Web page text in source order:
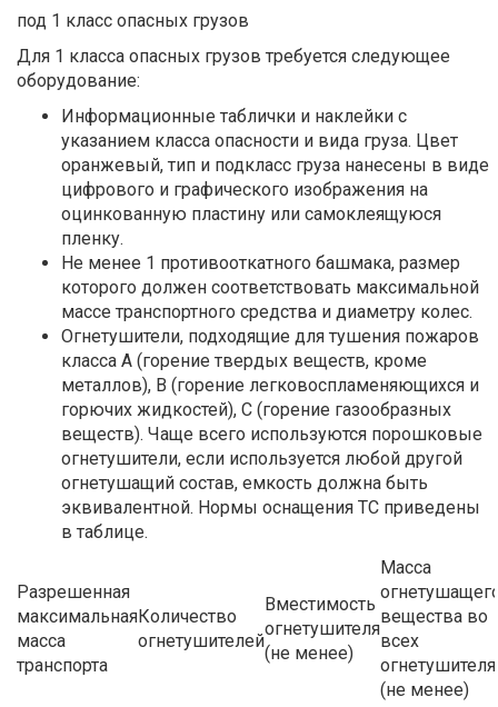
под 1 класс опасных грузов
Для 1 класса опасных грузов требуется следующее
оборудование:
Информационные таблички и наклейки с
указанием класса опасности и вида груза. Цвет
оранжевый, тип и подкласс груза нанесены в виде
цифрового и графического изображения на
оцинкованную пластину или самоклеящуюся
пленку.
Не менее 1 противооткатного башмака, размер
которого должен соответствовать максимальной
массе транспортного средства и диаметру колес.
Огнетушители, подходящие для тушения пожаров
класса А (горение твердых веществ, кроме
металлов), В (горение легковоспламеняющихся и
горючих жидкостей), С (горение газообразных
веществ). Чаще всего используются порошковые
огнетушители, если используется любой другой
огнетушащий состав, емкость должна быть
эквивалентной. Нормы оснащения ТС приведены
в таблице.
Разрешенная
максимальная
масса
транспорта
Количество
огнетушителей
Вместимость
огнетушителя
(не менее)
Масса
вещества во
всех
(не менее)